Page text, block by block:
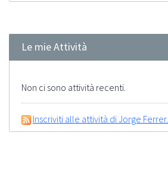
Le mie Attività
Non ci sono attività recenti.
Inscriviti alle attività di Jorge Ferrer.